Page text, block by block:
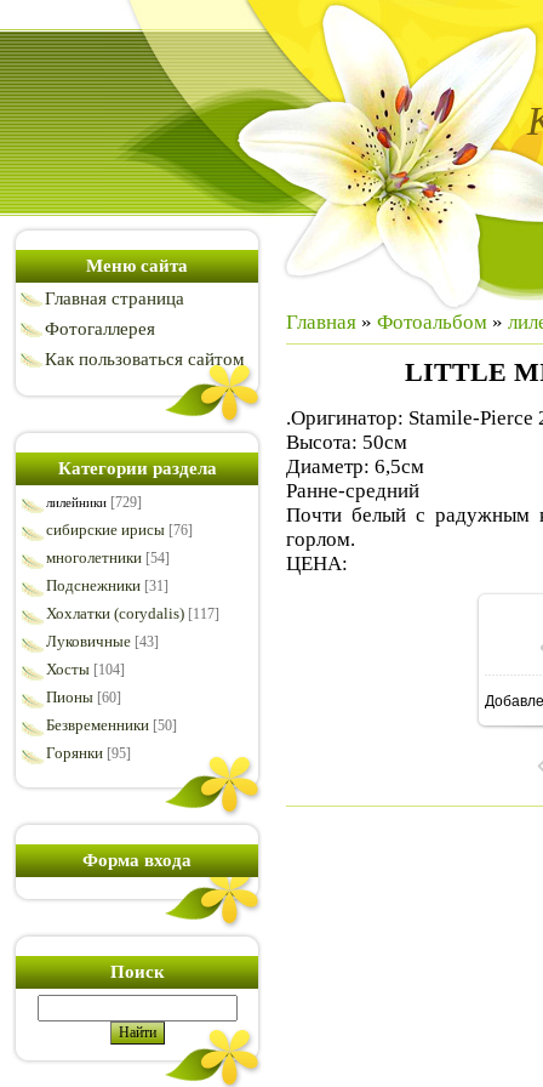
Меню сайта
Главная страница
Фотогаллерея
Как пользоваться сайтом
Категории раздела
лилейники [729]
сибирские ирисы [76]
многолетники [54]
Подснежники [31]
Хохлатки (corydalis) [117]
Луковичные [43]
Хосты [104]
Пионы [60]
Безвременники [50]
Горянки [95]
Форма входа
Поиск
Главная » Фотоальбом »
LITTLE
.Оригинатор: Stamile-Pierce
Высота: 50см
Диаметр: 6,5см
Ранне-средний
Почти белый с радужным
горлом.
ЦЕНА: